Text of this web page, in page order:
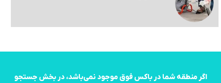
اگر منطقه شما در باکس فوق موجود نمی‌باشد، در بخش جستجو